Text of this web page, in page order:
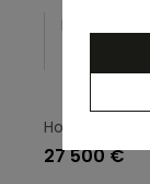
85 008
Honoraires
27 500 €